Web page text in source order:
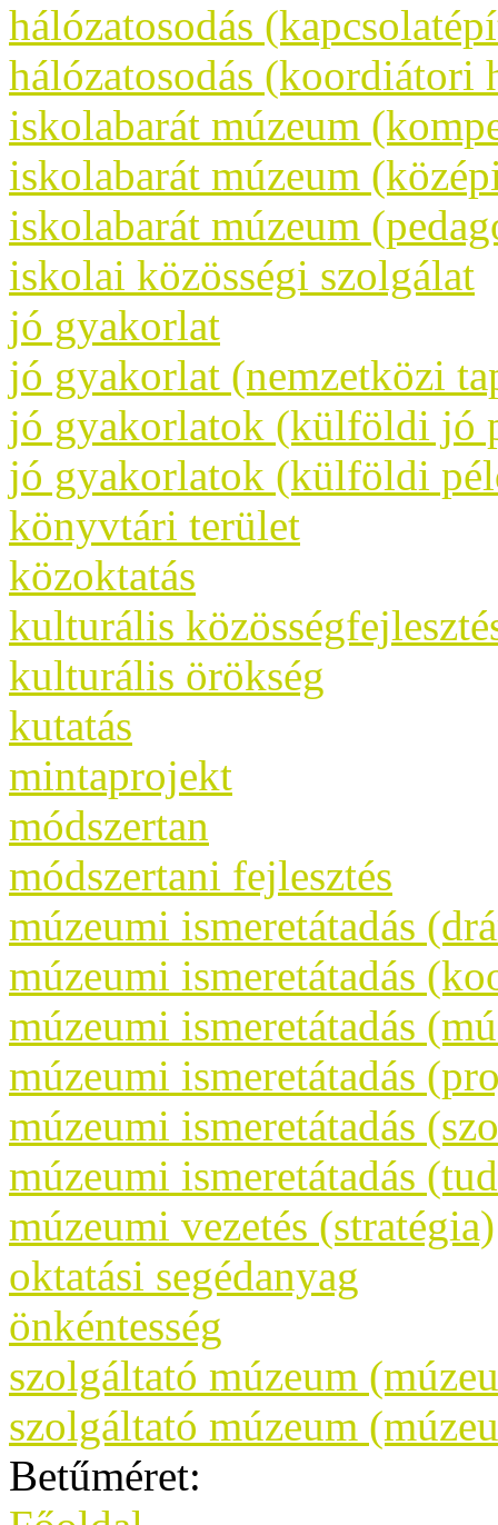
hálózatosodás
hálózatosodás (koordiátori
iskolabarát múzeum
iskolabarát múzeum
iskolabarát múzeum
iskolai közösségi szolgálat
jó gyakorlat
jó gyakorlat (nemzetközi
jó gyakorlatok (külföldi jó
jó gyakorlatok (külföldi
könyvtári terület
közoktatás
kulturális
kulturális örökség
kutatás
mintaprojekt
módszertan
módszertani fejlesztés
múzeumi ismeretátadás
múzeumi ismeretátadás
múzeumi ismeretátadás
múzeumi ismeretátadás
múzeumi ismeretátadás
múzeumi ismeretátadás
múzeumi vezetés (stratégia)
oktatási segédanyag
önkéntesség
szolgáltató múzeum
szolgáltató múzeum
Betűméret: